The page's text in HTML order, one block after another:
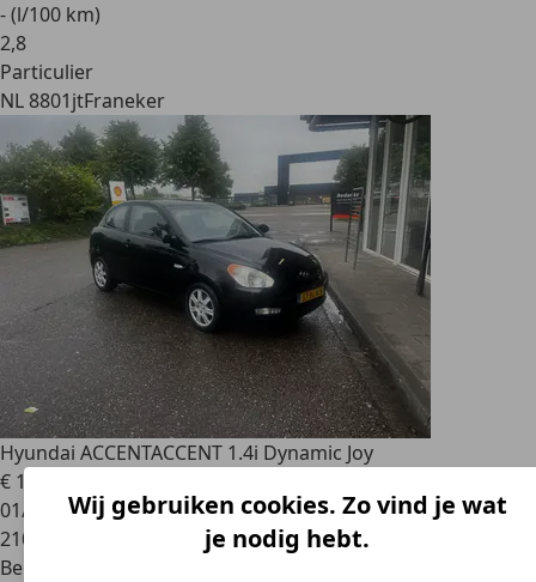
- (l/100 km)
2,8
Particulier
NL 8801jtFraneker
Hyundai ACCENTACCENT 1.4i Dynamic Joy
€ 1.900
01/2010
210.457 km
Benzine
Wij gebruiken cookies. Zo vind je wat
je nodig hebt.